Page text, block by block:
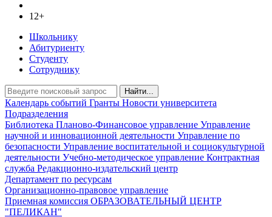
12+
Школьнику
Абитуриенту
Студенту
Сотруднику
Найти...
Календарь событий Гранты Новости университета
Подразделения
Библиотека Планово-Финансовое управление Управление
научной и инновационной деятельности Управление по
безопасности Управление воспитательной и социокультурной
деятельности Учебно-методическое управление Контрактная
служба Редакционно-издательский центр
Департамент по ресурсам
Организационно-правовое управление
Приемная комиссия ОБРАЗОВАТЕЛЬНЫЙ ЦЕНТР
"ПЕЛИКАН"